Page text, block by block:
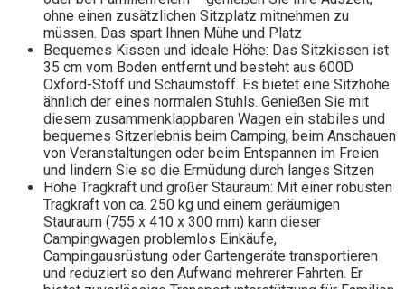
ohne einen zusätzlichen Sitzplatz mitnehmen zu
müssen. Das spart Ihnen Mühe und Platz
Bequemes Kissen und ideale Höhe: Das Sitzkissen ist
35 cm vom Boden entfernt und besteht aus 600D
Oxford-Stoff und Schaumstoff. Es bietet eine Sitzhöhe
ähnlich der eines normalen Stuhls. Genießen Sie mit
diesem zusammenklappbaren Wagen ein stabiles und
bequemes Sitzerlebnis beim Camping, beim Anschauen
von Veranstaltungen oder beim Entspannen im Freien
und lindern Sie so die Ermüdung durch langes Sitzen
Hohe Tragkraft und großer Stauraum: Mit einer robusten
Tragkraft von ca. 250 kg und einem geräumigen
Stauraum (755 x 410 x 300 mm) kann dieser
Campingwagen problemlos Einkäufe,
Campingausrüstung oder Gartengeräte transportieren
und reduziert so den Aufwand mehrerer Fahrten. Er